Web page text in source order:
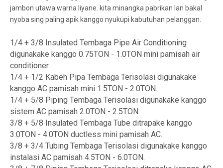
jambon utawa warna liyane. kita minangka pabrikan lan bakal
nyoba sing paling apik kanggo nyukupi kabutuhan pelanggan.
1/4 + 3/8 Insulated Tembaga Pipe Air Conditioning
digunakake kanggo 0.75TON - 1.0TON mini pamisah air
conditioner.
1/4 + 1/2 Kabeh Pipa Tembaga Terisolasi digunakake
kanggo AC pamisah mini 1.5TON - 2.0TON.
1/4 + 5/8 Piping Tembaga Terisolasi digunakake kanggo
sistem AC pamisah 2.0TON - 2.5TON.
3/8 + 5/8 Insulated Tembaga Tube ditrapake kanggo
3.0TON - 4.0TON ductless mini pamisah AC.
3/8 + 3/4 Tubing Tembaga Terisolasi digunakake kanggo
instalasi AC pamisah 4.5TON - 6.0TON.